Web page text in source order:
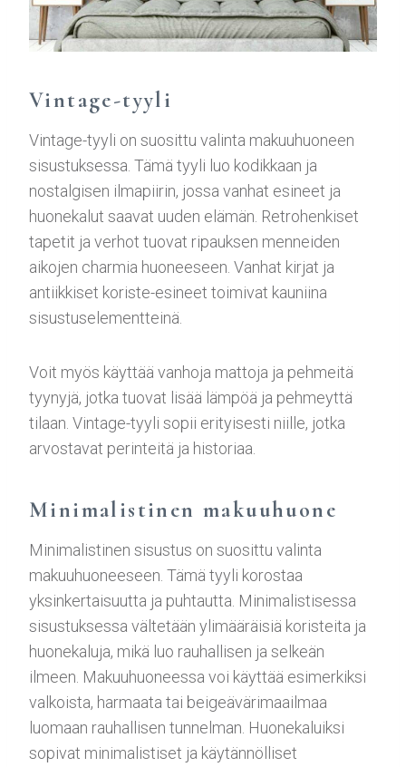
Vintage-tyyli
Vintage-tyyli on suosittu valinta makuuhuoneen
sisustuksessa. Tämä tyyli luo kodikkaan ja
nostalgisen ilmapiirin, jossa vanhat esineet ja
huonekalut saavat uuden elämän. Retrohenkiset
tapetit ja verhot tuovat ripauksen menneiden
aikojen charmia huoneeseen. Vanhat kirjat ja
antiikkiset koriste-esineet toimivat kauniina
sisustuselementteinä.
Voit myös käyttää vanhoja mattoja ja pehmeitä
tyynyjä, jotka tuovat lisää lämpöä ja pehmeyttä
tilaan. Vintage-tyyli sopii erityisesti niille, jotka
arvostavat perinteitä ja historiaa.
Minimalistinen makuuhuone
Minimalistinen sisustus on suosittu valinta
makuuhuoneeseen. Tämä tyyli korostaa
yksinkertaisuutta ja puhtautta. Minimalistisessa
sisustuksessa vältetään ylimääräisiä koristeita ja
huonekaluja, mikä luo rauhallisen ja selkeän
ilmeen. Makuuhuoneessa voi käyttää esimerkiksi
valkoista, harmaata tai beigeävärimaailmaa
luomaan rauhallisen tunnelman. Huonekaluiksi
sopivat minimalistiset ja käytännölliset